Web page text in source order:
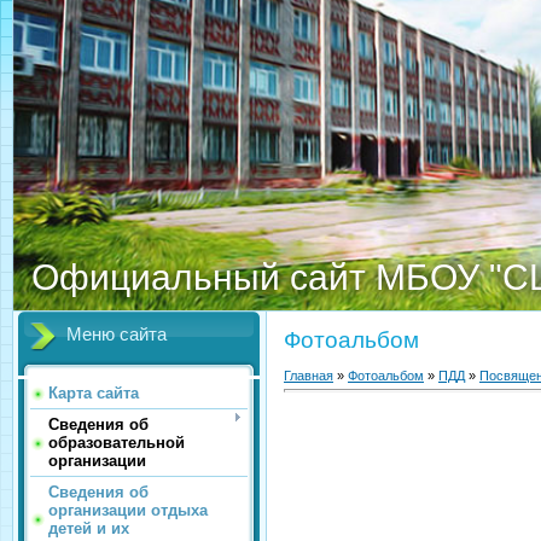
Официальный сайт МБОУ
Меню сайта
Карта сайта
Сведения об
образовательной
организации
Сведения об
организации отдыха
детей и их
Фотоальбом
Главная » Фотоальбом » ПДД »